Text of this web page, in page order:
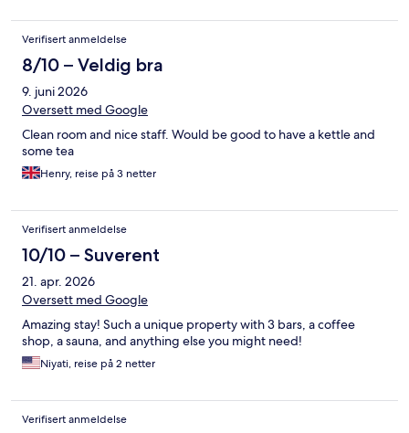
Verifisert anmeldelse
8/10 – Veldig bra
9. juni 2026
Oversett med Google
Clean room and nice staff. Would be good to have a kettle and
some tea
Henry, reise på 3 netter
Verifisert anmeldelse
10/10 – Suverent
21. apr. 2026
Oversett med Google
Amazing stay! Such a unique property with 3 bars, a coffee
shop, a sauna, and anything else you might need!
Niyati, reise på 2 netter
Verifisert anmeldelse